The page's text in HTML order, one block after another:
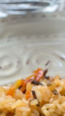
αυτοί που
είναι το